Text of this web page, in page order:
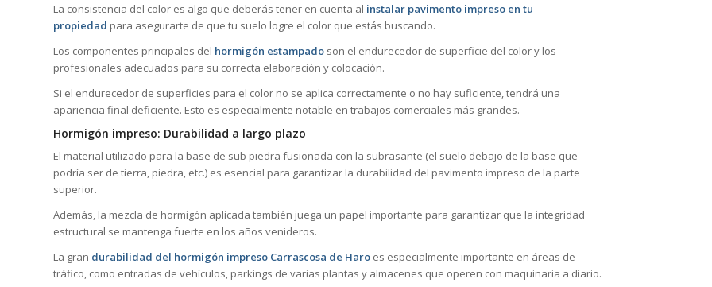
La consistencia del color es algo que deberás tener en cuenta al instalar pavimento impreso en tu
propiedad para asegurarte de que tu suelo logre el color que estás buscando.
Los componentes principales del hormigón estampado son el endurecedor de superficie del color y los
profesionales adecuados para su correcta elaboración y colocación.
Si el endurecedor de superficies para el color no se aplica correctamente o no hay suficiente, tendrá una
apariencia final deficiente. Esto es especialmente notable en trabajos comerciales más grandes.
Hormigón impreso: Durabilidad a largo plazo
El material utilizado para la base de sub piedra fusionada con la subrasante (el suelo debajo de la base que
podría ser de tierra, piedra, etc.) es esencial para garantizar la durabilidad del pavimento impreso de la parte
superior.
Además, la mezcla de hormigón aplicada también juega un papel importante para garantizar que la integridad
estructural se mantenga fuerte en los años venideros.
La gran durabilidad del hormigón impreso Carrascosa de Haro es especialmente importante en áreas de
tráfico, como entradas de vehículos, parkings de varias plantas y almacenes que operen con maquinaria a diario.